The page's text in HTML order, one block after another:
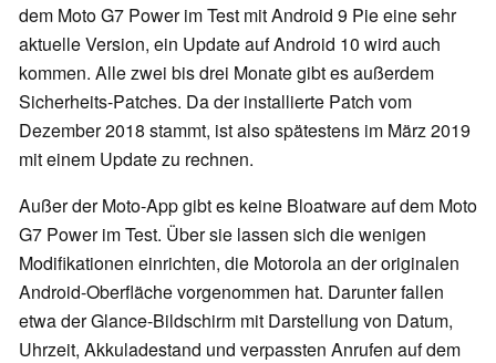
dem Moto G7 Power im Test mit Android 9 Pie eine sehr
aktuelle Version, ein Update auf Android 10 wird auch
kommen. Alle zwei bis drei Monate gibt es außerdem
Sicherheits-Patches. Da der installierte Patch vom
Dezember 2018 stammt, ist also spätestens im März 2019
mit einem Update zu rechnen.
Außer der Moto-App gibt es keine Bloatware auf dem Moto
G7 Power im Test. Über sie lassen sich die wenigen
Modifikationen einrichten, die Motorola an der originalen
Android-Oberfläche vorgenommen hat. Darunter fallen
etwa der Glance-Bildschirm mit Darstellung von Datum,
Uhrzeit, Akkuladestand und verpassten Anrufen auf dem